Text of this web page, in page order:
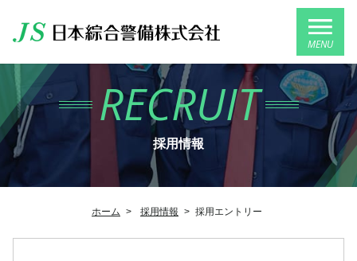
MENU
RECRUIT
採用情報
ホーム > 採用情報 > 採用エントリー